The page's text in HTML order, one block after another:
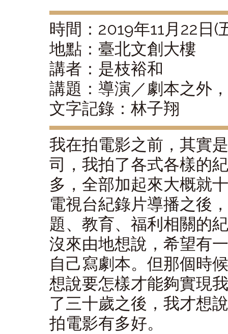
時間：2019年11月22日(
地點：臺北文創大樓
講者：是枝裕和
講題：導演／劇本之外
文字記錄：林子翔
我在拍電影之前，其實
司，我拍了各式各樣的
多，全部加起來大概就
電視台紀錄片導播之後
題、教育、福利相關的
沒來由地想說，希望有
自己寫劇本。但那個時
想說要怎樣才能夠實現
了三十歲之後，我才想
拍電影有多好。